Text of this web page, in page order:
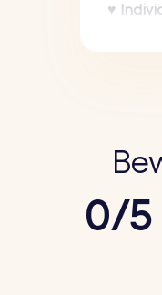
♥
stand,
♥
0/5